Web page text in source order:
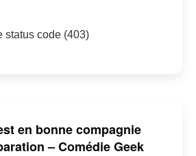
status code (403)
en bonne compagnie
– Comédie Geek